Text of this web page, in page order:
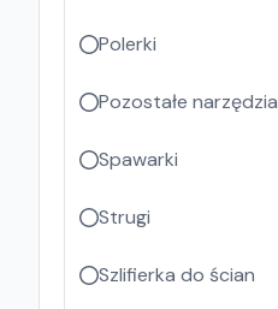
Polerki
Pozostałe narzędzia
Spawarki
Strugi
Szlifierka do ścian